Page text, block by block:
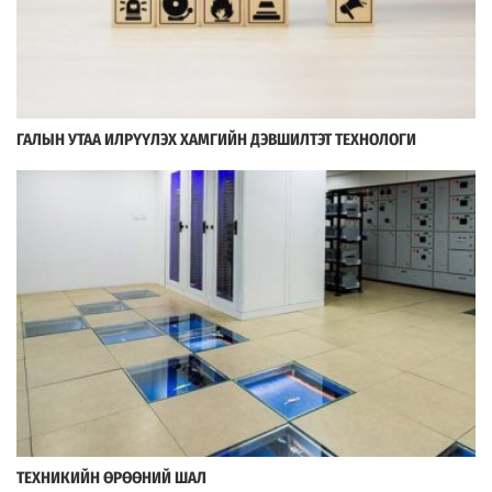
ГАЛЫН УТАА ИЛРҮҮЛЭХ ХАМГИЙН ДЭВШИЛТЭТ ТЕХНОЛОГИ
ТЕХНИКИЙН ӨРӨӨНИЙ ШАЛ